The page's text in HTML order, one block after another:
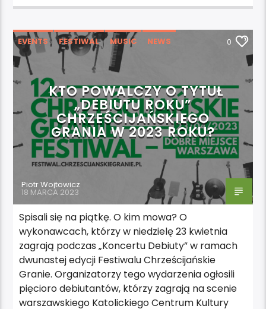
EVENTS FESTIWAL MUSIC
NEWS
POLECAMY
0
KTO POWALCZY O TYTUŁ
„DEBIUTU ROKU”
CHRZEŚCIJAŃSKIEGO
GRANIA W 2023 ROKU?
Piotr Wojtowicz
18 MARCA 2023
Spisali się na piątkę. O kim mowa? O
wykonawcach, którzy w niedzielę 23 kwietnia
zagrają podczas „Koncertu Debiuty” w ramach
dwunastej edycji Festiwalu Chrześcijańskie
Granie. Organizatorzy tego wydarzenia ogłosili
pięcioro debiutantów, którzy zagrają na scenie
warszawskiego Katolickiego Centrum Kultury